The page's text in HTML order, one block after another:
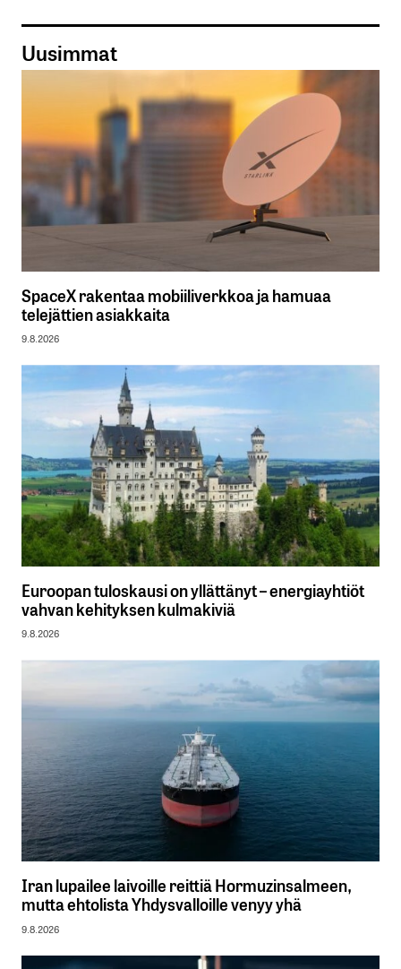
Uusimmat
SpaceX rakentaa mobiiliverkkoa ja hamuaa
telejättien asiakkaita
9.8.2026
Euroopan tuloskausi on yllättänyt – energiayhtiöt
vahvan kehityksen kulmakiviä
9.8.2026
Iran lupailee laivoille reittiä Hormuzinsalmeen,
mutta ehtolista Yhdysvalloille venyy yhä
9.8.2026